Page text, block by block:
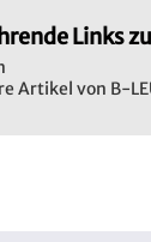
Links
Artikel von B-